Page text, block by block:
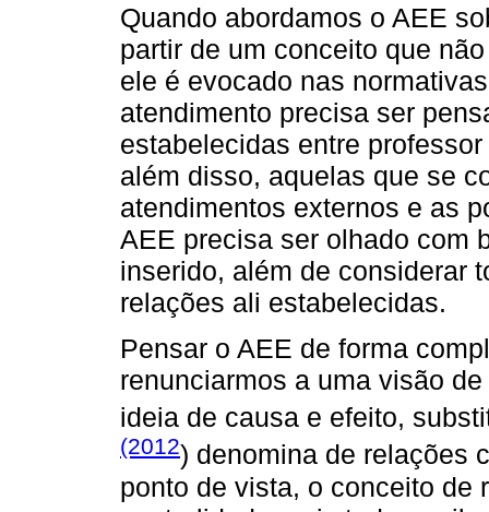
Quando abordamos o AEE
partir de um conceito que
ele é evocado nas
atendimento precisa ser
estabelecidas entre
além disso, aquelas que se
atendimentos externos e as
AEE precisa ser olhado com
inserido, além de considerar
relações ali estabelecidas.
Pensar o AEE de forma
renunciarmos a uma visão
ideia de causa e efeito,
(2012) denomina de relações
ponto de vista, o conceito de